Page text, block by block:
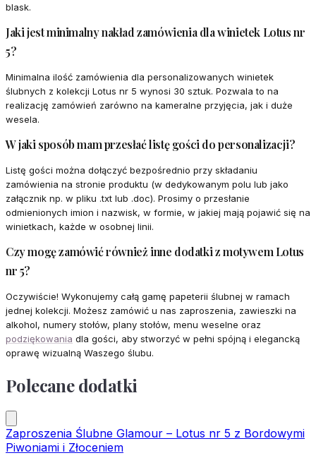
blask.
Jaki jest minimalny nakład zamówienia dla winietek Lotus nr
5?
Minimalna ilość zamówienia dla personalizowanych winietek
ślubnych z kolekcji Lotus nr 5 wynosi 30 sztuk. Pozwala to na
realizację zamówień zarówno na kameralne przyjęcia, jak i duże
wesela.
W jaki sposób mam przesłać listę gości do personalizacji?
Listę gości można dołączyć bezpośrednio przy składaniu
zamówienia na stronie produktu (w dedykowanym polu lub jako
załącznik np. w pliku .txt lub .doc). Prosimy o przesłanie
odmienionych imion i nazwisk, w formie, w jakiej mają pojawić się na
winietkach, każde w osobnej linii.
Czy mogę zamówić również inne dodatki z motywem Lotus
nr 5?
Oczywiście! Wykonujemy całą gamę papeterii ślubnej w ramach
jednej kolekcji. Możesz zamówić u nas zaproszenia, zawieszki na
alkohol, numery stołów, plany stołów, menu weselne oraz
podziękowania dla gości, aby stworzyć w pełni spójną i elegancką
oprawę wizualną Waszego ślubu.
Polecane dodatki
Zaproszenia Ślubne Glamour – Lotus nr 5 z Bordowymi
Piwoniami i Złoceniem